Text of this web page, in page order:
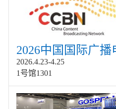
2026.4.23-4.25
1号馆1301